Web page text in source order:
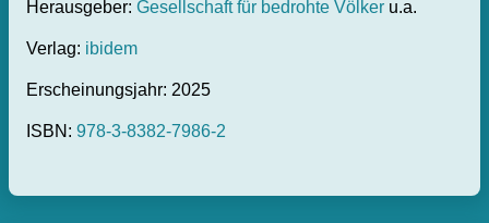
Herausgeber: Gesellschaft für bedrohte Völker u.a.
Verlag: ibidem
Erscheinungsjahr: 2025
ISBN: 978-3-8382-7986-2